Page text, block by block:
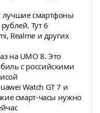
лучшие смартфоны
Тут 6
Realme и других
на UMO 8. Это
с российскими
Watch GT 7 и
смарт-часы нужно